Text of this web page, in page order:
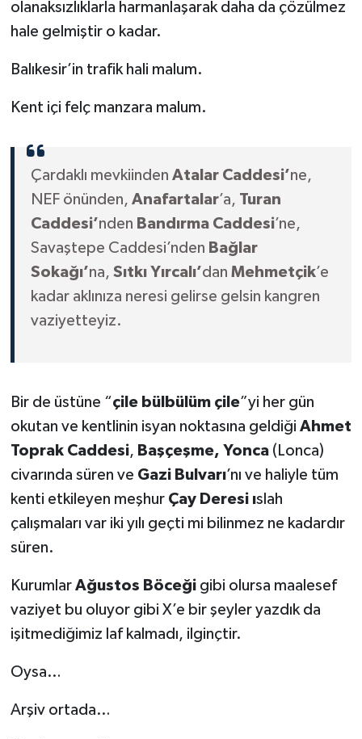
olanaksızlıklarla harmanlaşarak daha da çözülmez
hale gelmiştir o kadar.
Balıkesir’in trafik hali malum.
Kent içi felç manzara malum.
Çardaklı mevkiinden Atalar Caddesi’ne,
NEF önünden, Anafartalar’a, Turan
Caddesi’nden Bandırma Caddesi’ne,
Savaştepe Caddesi’nden Bağlar
Sokağı’na, Sıtkı Yırcalı’dan Mehmetçik’e
kadar aklınıza neresi gelirse gelsin kangren
vaziyetteyiz.
Bir de üstüne “çile bülbülüm çile”yi her gün
okutan ve kentlinin isyan noktasına geldiği Ahmet
Toprak Caddesi, Başçeşme, Yonca (Lonca)
civarında süren ve Gazi Bulvarı’nı ve haliyle tüm
kenti etkileyen meşhur Çay Deresi ıslah
çalışmaları var iki yılı geçti mi bilinmez ne kadardır
süren.
Kurumlar Ağustos Böceğigibi olursa maalesef
vaziyet bu oluyor gibi X’e bir şeyler yazdık da
işitmediğimiz laf kalmadı, ilginçtir.
Oysa…
Arşiv ortada…